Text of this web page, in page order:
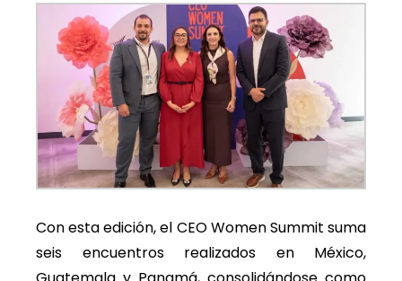
Con esta edición, el CEO Women Summit suma
seis encuentros realizados en México,